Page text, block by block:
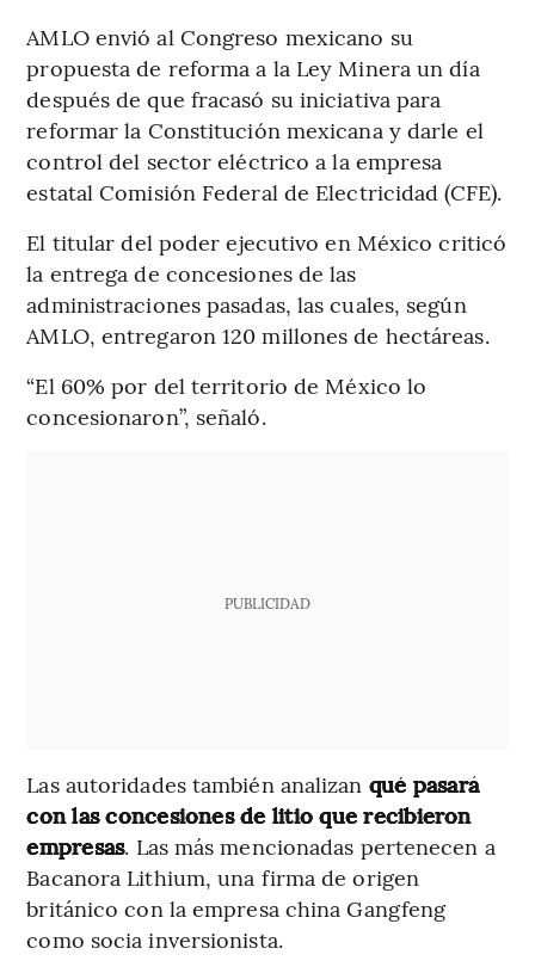
AMLO envió al Congreso mexicano su
propuesta de reforma a la Ley Minera un día
después de que fracasó su iniciativa para
reformar la Constitución mexicana y darle el
control del sector eléctrico a la empresa
estatal Comisión Federal de Electricidad (CFE).
El titular del poder ejecutivo en México criticó
la entrega de concesiones de las
administraciones pasadas, las cuales, según
AMLO, entregaron 120 millones de hectáreas.
“El 60% por del territorio de México lo
concesionaron”, señaló.
PUBLICIDAD
Las autoridades también analizan qué pasará
con las concesiones de litio que recibieron
empresas. Las más mencionadas pertenecen a
Bacanora Lithium, una firma de origen
británico con la empresa china Gangfeng
como socia inversionista.